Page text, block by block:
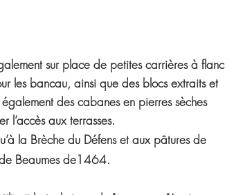
sur place de petites carrières à flanc
les bancau, ainsi que des blocs extraits et
des cabanes en pierres sèches
l’accès aux terrasses.
la Brèche du Défens et aux pâtures de
Beaumes de1464.